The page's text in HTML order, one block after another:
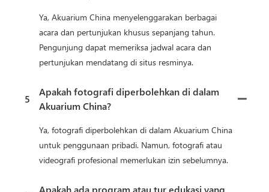
Ya, Akuarium China menyelenggarakan berbagai
acara dan pertunjukan khusus sepanjang tahun.
Pengunjung dapat memeriksa jadwal acara dan
pertunjukan mendatang di situs resminya.
5
Apakah fotografi diperbolehkan di dalam
Akuarium China?
Ya, fotografi diperbolehkan di dalam Akuarium China
untuk penggunaan pribadi. Namun, fotografi atau
videografi profesional memerlukan izin sebelumnya.
Apakah ada program atau tur edukasi yang